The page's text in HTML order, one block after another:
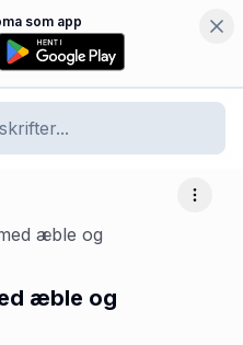
som app
Flere
æble og